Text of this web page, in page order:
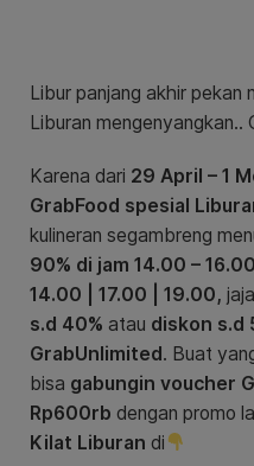
Libur panjang akhir pekan
Liburan mengenyangkan..
Karena dari 29 April – 1
GrabFood spesial
kulineran segambreng
90% di jam 14.00 –
14.00 | 17.00 | 19.00,
s.d 40% atau diskon s.d
GrabUnlimited. Buat
bisa gabungin voucher
Rp600rb dengan promo
Kilat Liburan di